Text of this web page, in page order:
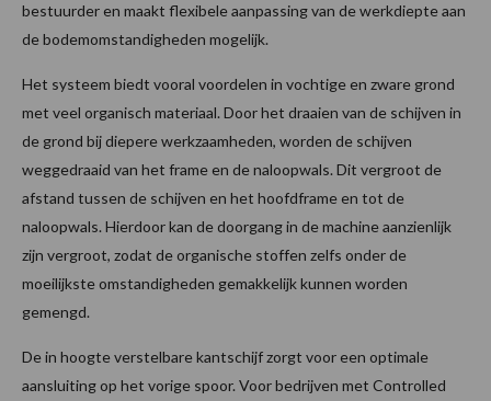
bestuurder en maakt flexibele aanpassing van de werkdiepte aan
de bodemomstandigheden mogelijk.
Het systeem biedt vooral voordelen in vochtige en zware grond
met veel organisch materiaal. Door het draaien van de schijven in
de grond bij diepere werkzaamheden, worden de schijven
weggedraaid van het frame en de naloopwals. Dit vergroot de
afstand tussen de schijven en het hoofdframe en tot de
naloopwals. Hierdoor kan de doorgang in de machine aanzienlijk
zijn vergroot, zodat de organische stoffen zelfs onder de
moeilijkste omstandigheden gemakkelijk kunnen worden
gemengd.
De in hoogte verstelbare kantschijf zorgt voor een optimale
aansluiting op het vorige spoor. Voor bedrijven met Controlled